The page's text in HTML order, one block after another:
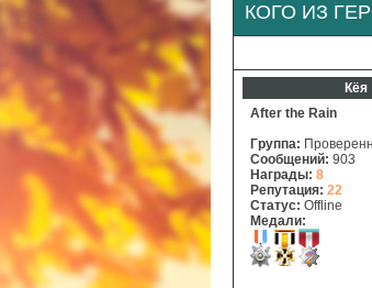
КОГО ИЗ
Кёя
After the Rain
Группа:
Сообщений: 903
Награды: 8
Репутация: 22
Статус: Offline
Медали: